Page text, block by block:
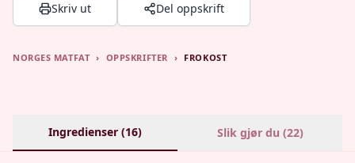
Skriv ut Del oppskrift
NORGES MATFAT › OPPSKRIFTER › FROKOST
Ingredienser (16) Slik gjør du (22)